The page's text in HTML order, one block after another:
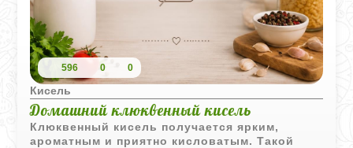
596 0 0
Кисель
Домашний клюквенный кисель
Клюквенный кисель получается ярким,
ароматным и приятно кисловатым. Такой